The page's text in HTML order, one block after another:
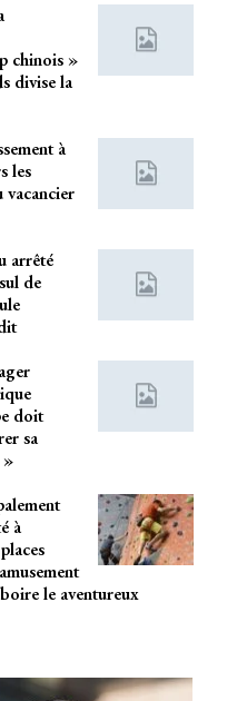
chinois »
divise la
à
les
vacancier
arrêté
de
doit
sa
»
à
le aventureux